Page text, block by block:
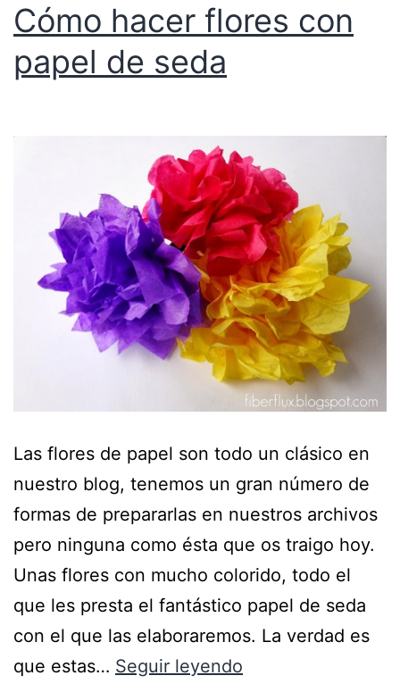
Cómo hacer flores con
papel de seda
Las flores de papel son todo un clásico en
nuestro blog, tenemos un gran número de
formas de prepararlas en nuestros archivos
pero ninguna como ésta que os traigo hoy.
Unas flores con mucho colorido, todo el
que les presta el fantástico papel de seda
con el que las elaboraremos. La verdad es
que estas… Seguir leyendo